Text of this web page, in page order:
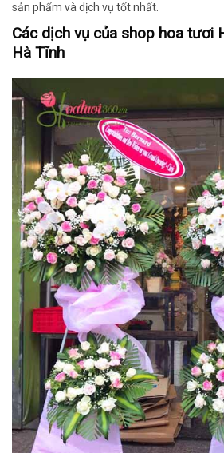
sản phẩm và dịch vụ tốt nhất.
Các dịch vụ của shop hoa tươi
Hà Tĩnh